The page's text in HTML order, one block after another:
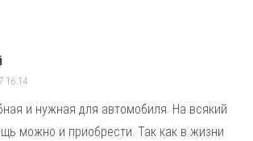
16:14
и нужная для автомобиля. На всякий
можно и приобрести. Так как в жизни